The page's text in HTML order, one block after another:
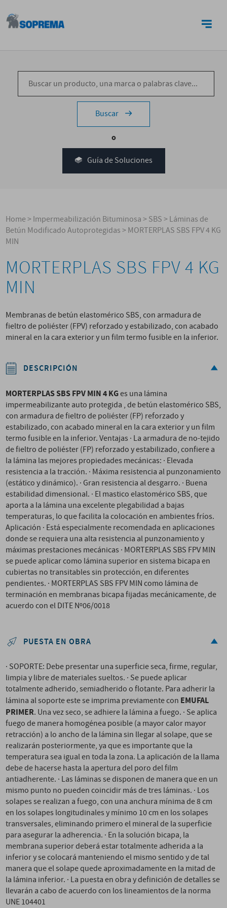
Buscar
o
Guía de Soluciones
Home>Impermeabilización Bituminosa>SBS>Láminas de
Betún Modificado Autoprotegidas>MORTERPLAS SBS FPV 4 KG
MIN
MORTERPLAS SBS FPV 4 KG
MIN
Membranas de betún elastomérico SBS, con armadura de
fieltro de poliéster (FPV) reforzado y estabilizado, con acabado
mineral en la cara exterior y un film termo fusible en la inferior.
DESCRIPCIÓN
MORTERPLAS SBS FPV MIN 4 KGes una lámina
impermeabilizante auto protegida , de betún elastomérico SBS,
con armadura de fieltro de poliéster (FP) reforzado y
estabilizado, con acabado mineral en la cara exterior y un film
termo fusible en la inferior. Ventajas · La armadura de no-tejido
de fieltro de poliéster (FP) reforzado y estabilizado, confiere a
la lámina las mejores propiedades mecánicas: · Elevada
resistencia a la tracción. · Máxima resistencia al punzonamiento
(estático y dinámico). · Gran resistencia al desgarro. · Buena
estabilidad dimensional. · El mastico elastomérico SBS, que
aporta a la lámina una excelente plegabilidad a bajas
temperaturas, lo que facilita la colocación en ambientes fríos.
Aplicación · Está especialmente recomendada en aplicaciones
donde se requiera una alta resistencia al punzonamiento y
máximas prestaciones mecánicas · MORTERPLAS SBS FPV MIN
se puede aplicar como lámina superior en sistema bicapa en
cubiertas no transitables sin protección, en diferentes
pendientes. · MORTERPLAS SBS FPV MIN como lámina de
terminación en membranas bicapa fijadas mecánicamente, de
acuerdo con el DITE Nº06/0018
PUESTA EN OBRA
· SOPORTE: Debe presentar una superficie seca, firme, regular,
limpia y libre de materiales sueltos. · Se puede aplicar
totalmente adherido, semiadherido o flotante. Para adherir la
lámina al soporte este se imprima previamente con EMUFAL
PRIMER. Una vez seco, se adhiere la lámina a fuego. · Se aplica
fuego de manera homogénea posible (a mayor calor mayor
retracción) a lo ancho de la lámina sin llegar al solape, que se
realizarán posteriormente, ya que es importante que la
temperatura sea igual en toda la zona. La aplicación de la llama
debe de hacerse hasta la apertura del poro del film
antiadherente. · Las láminas se disponen de manera que en un
mismo punto no pueden coincidir más de tres láminas. · Los
solapes se realizan a fuego, con una anchura mínima de 8 cm
en los solapes longitudinales y mínimo 10 cm en los solapes
transversales, eliminando primero el mineral de la superficie
para asegurar la adherencia. · En la solución bicapa, la
membrana superior deberá estar totalmente adherida a la
inferior y se colocará manteniendo el mismo sentido y de tal
manera que el solape quede aproximadamente en la mitad de
la lámina inferior. · La puesta en obra y definición de detalles se
llevarán a cabo de acuerdo con los lineamientos de la norma
UNE 104401